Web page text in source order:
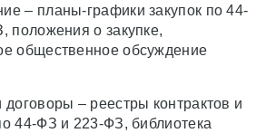
– планы-графики закупок по 44-
положения о закупке,
общественное обсуждение
договоры – реестры контрактов и
44-ФЗ и 223-ФЗ, библиотека